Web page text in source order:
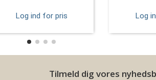
Log ind for pris Log
Tilmeld dig vores